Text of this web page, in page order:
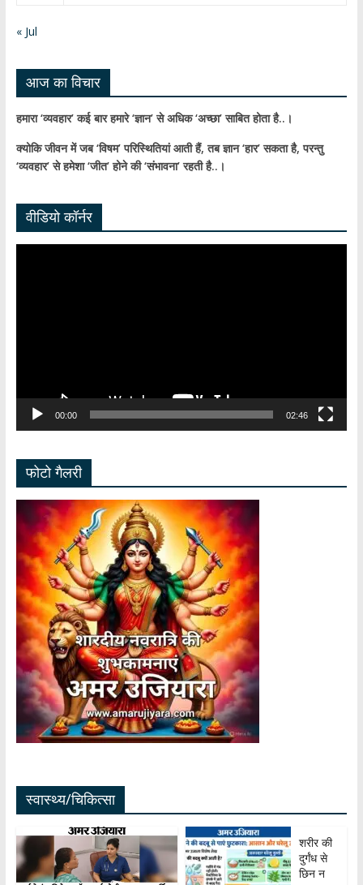
« Jul
आज का विचार
हमारा ‘व्यवहार’ कई बार हमारे ‘ज्ञान’ से अधिक ‘अच्छा’ साबित होता है..।
क्योकि जीवन में जब ‘विषम’ परिस्थितियां आती हैं,तब ज्ञान ‘हार’ सकता है,परन्तु
‘व्यवहार’ से हमेशा ‘जीत’ होने की ‘संभावना’ रहती है..।
वीडियो कॉर्नर
00:00 02:46
फोटो गैलरी
स्वास्थ्य/चिकित्सा
शरीर की
दुर्गंध से
छिन न